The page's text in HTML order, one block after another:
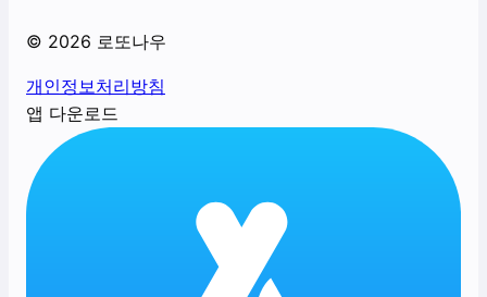
© 2026 로또나우
개인정보처리방침
앱 다운로드